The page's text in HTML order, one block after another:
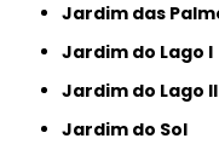
Jardim das
Jardim do Lago I
Jardim do Lago II
Jardim do Sol